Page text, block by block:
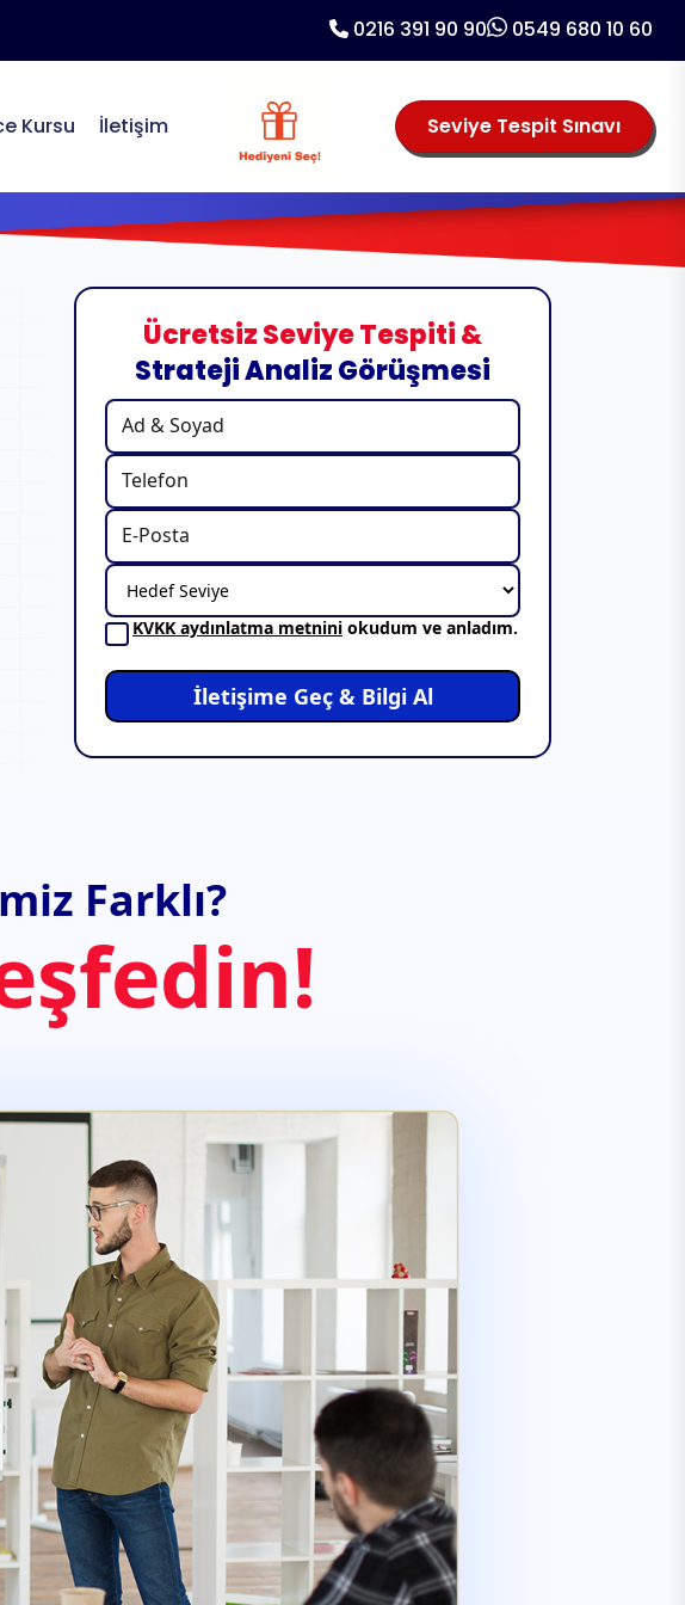
0216 391 90 90 0549 680 10 60
Kursu İletişim Seviye Tespit Sınavı
Ücretsiz Seviye Tespiti &
Strateji Analiz Görüşmesi
KVKK aydınlatma metnini okudum ve anladım.
İletişime Geç & Bilgi Al
Farklı?